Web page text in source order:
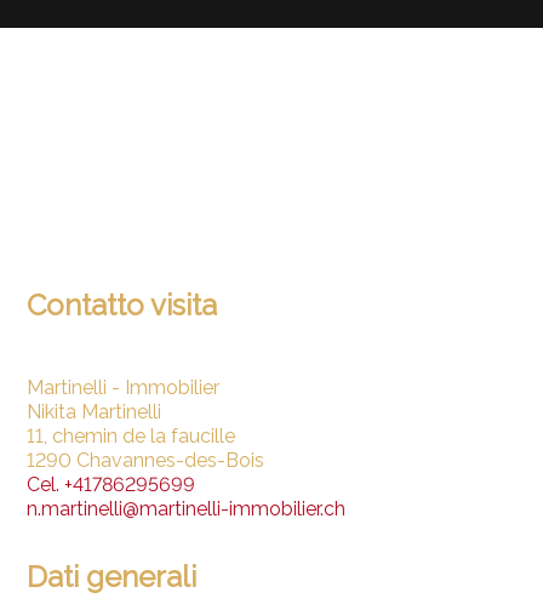
Contatto visita
Martinelli - Immobilier
Nikita Martinelli
11, chemin de la faucille
1290 Chavannes-des-Bois
Cel.+41786295699
n.martinelli@martinelli-immobilier.ch
Dati generali